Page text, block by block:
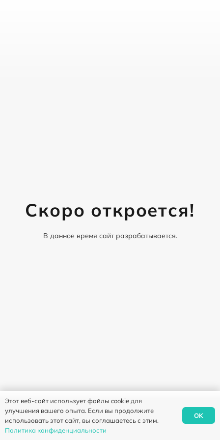
Скоро откроется!
В данное время сайт разрабатывается.
Этот веб-сайт использует файлы cookie для
улучшения вашего опыта. Если вы продолжите
использовать этот сайт, вы соглашаетесь с этим.
Политика конфиденциальности
OK